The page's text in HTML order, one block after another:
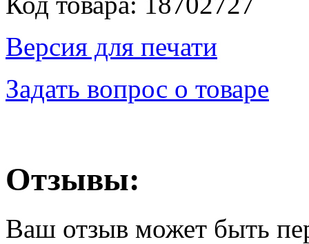
Версия для печати
Задать вопрос о товаре
Отзывы:
Ваш отзыв может быть